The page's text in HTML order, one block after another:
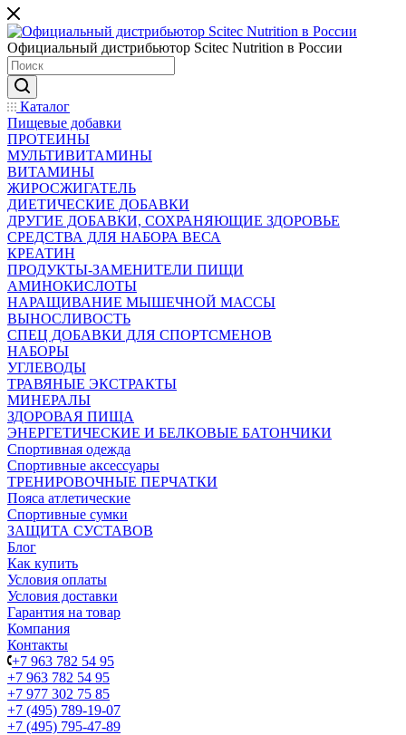
Официальный дистрибьютор Scitec Nutrition в России
Каталог
Пищевые добавки
ПРОТЕИНЫ
МУЛЬТИВИТАМИНЫ
ВИТАМИНЫ
ЖИРОСЖИГАТЕЛЬ
ДИЕТИЧЕСКИЕ ДОБАВКИ
ДРУГИЕ ДОБАВКИ, СОХРАНЯЮЩИЕ ЗДОРОВЬЕ
СРЕДСТВА ДЛЯ НАБОРА ВЕСА
КРЕАТИН
ПРОДУКТЫ-ЗАМЕНИТЕЛИ ПИЩИ
АМИНОКИСЛОТЫ
НАРАЩИВАНИЕ МЫШЕЧНОЙ МАССЫ
ВЫНОСЛИВОСТЬ
СПЕЦ ДОБАВКИ ДЛЯ СПОРТСМЕНОВ
НАБОРЫ
УГЛЕВОДЫ
ТРАВЯНЫЕ ЭКСТРАКТЫ
МИНЕРАЛЫ
ЗДОРОВАЯ ПИЩА
ЭНЕРГЕТИЧЕСКИЕ И БЕЛКОВЫЕ БАТОНЧИКИ
Спортивная одежда
Спортивные аксессуары
ТРЕНИРОВОЧНЫЕ ПЕРЧАТКИ
Пояса атлетические
Спортивные сумки
ЗАЩИТА СУСТАВОВ
Блог
Как купить
Условия оплаты
Условия доставки
Гарантия на товар
Компания
Контакты
+7 963 782 54 95
+7 963 782 54 95
+7 977 302 75 85
+7 (495) 789-19-07
+7 (495) 795-47-89